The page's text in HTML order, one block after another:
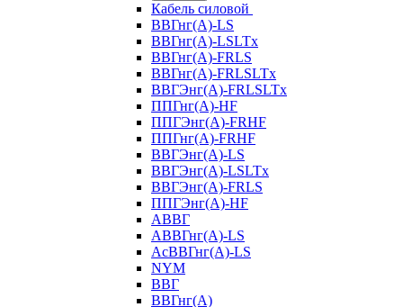
Кабель силовой
ВВГнг(А)-LS
ВВГнг(А)-LSLTx
ВВГнг(А)-FRLS
ВВГнг(А)-FRLSLTx
ВВГЭнг(А)-FRLSLTx
ППГнг(А)-HF
ППГЭнг(А)-FRHF
ППГнг(А)-FRHF
ВВГЭнг(А)-LS
ВВГЭнг(А)-LSLTx
ВВГЭнг(А)-FRLS
ППГЭнг(А)-HF
АВВГ
АВВГнг(А)-LS
АсВВГнг(А)-LS
NYM
ВВГ
ВВГнг(А)